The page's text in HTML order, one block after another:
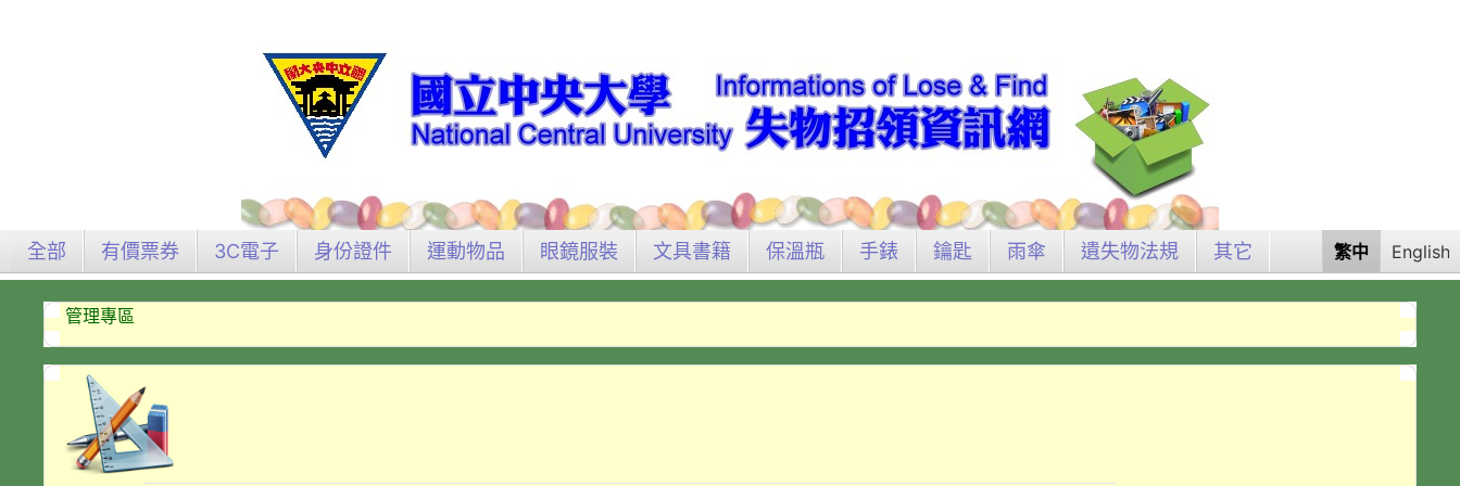
全部 有價票券 3C電子 身份證件 運動物品 眼鏡服裝 文具書籍 保溫瓶 手錶 鑰匙 雨傘 遺失物法規 其它 繁中 English
管理專區